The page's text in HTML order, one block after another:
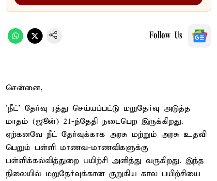
Follow Us
சென்னை,
'நீட்' தேர்வு ரத்து செய்யப்பட்டு மறுதேர்வு அடுத்த
மாதம் (ஜூன்) 21-ந்தேதி நடைபெற இருக்கிறது.
ஏற்கனவே நீட் தேர்வுக்காக அரசு மற்றும் அரசு உதவி
பெறும் பள்ளி மாணவ-மாணவிகளுக்கு
பள்ளிக்கல்வித்துறை பயிற்சி அளித்து வருகிறது. இந்த
நிலையில் மறுதேர்வுக்கான குறுகிய கால பயிற்சியை